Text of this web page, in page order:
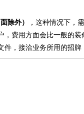
除外）
，这种情况下，
费用方面会比一般的
，接洽业务所用的招